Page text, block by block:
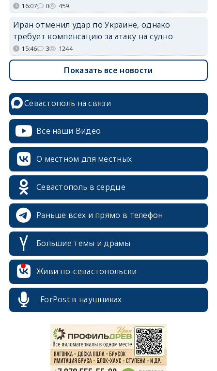
16:07 0 459
Иран отменил удар по Украине, однако
требует компенсацию за атаку на судно
15:46 3 1244
Показать все новости
Севастополь на связи
Все наши Видео
О местном для местных
Севастополь в сердце
Раньше всех и прямо в телефон
Большие темы и драмы
Живи по-севастопольски
ForPost в наушниках
erid: 2SDnjcrDNw6